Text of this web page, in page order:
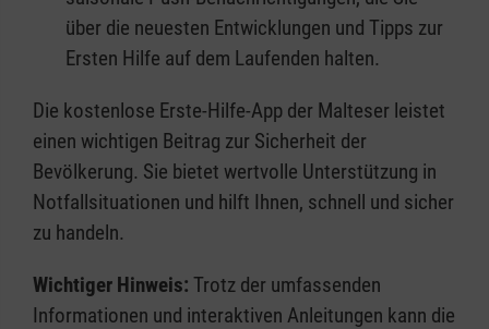
über die neuesten Entwicklungen und Tipps zur
Ersten Hilfe auf dem Laufenden halten.
Die kostenlose Erste-Hilfe-App der Malteser leistet
einen wichtigen Beitrag zur Sicherheit der
Bevölkerung. Sie bietet wertvolle Unterstützung in
Notfallsituationen und hilft Ihnen, schnell und sicher
zu handeln.
Wichtiger Hinweis: Trotz der umfassenden
Informationen und interaktiven Anleitungen kann die